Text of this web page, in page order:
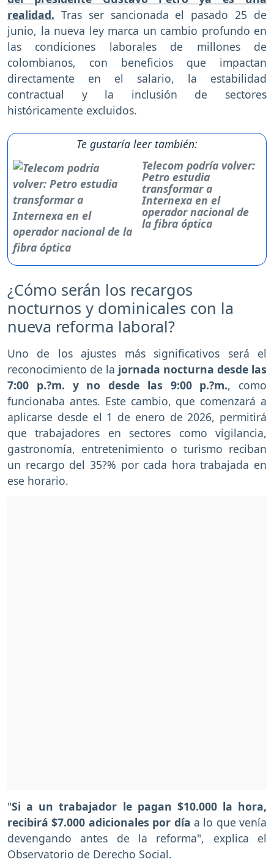
realidad. Tras ser sancionada el pasado 25 de
junio, la nueva ley marca un cambio profundo en
las condiciones laborales de millones de
colombianos, con beneficios que impactan
directamente en el salario, la estabilidad
contractual y la inclusión de sectores
históricamente excluidos.
Te gustaría leer también:
Telecom podría volver:
Petro estudia
transformar a
Internexa en el
operador nacional de
la fibra óptica
¿Cómo serán los recargos
nocturnos y dominicales con la
nueva reforma laboral?
Uno de los ajustes más significativos será el
reconocimiento de la jornada nocturna desde las
7:00 p.?m. y no desde las 9:00 p.?m., como
funcionaba antes. Este cambio, que comenzará a
aplicarse desde el 1 de enero de 2026, permitirá
que trabajadores en sectores como vigilancia,
gastronomía, entretenimiento o turismo reciban
un recargo del 35?% por cada hora trabajada en
ese horario.
"Si a un trabajador le pagan $10.000 la hora,
recibirá $7.000 adicionales por día a lo que venía
devengando antes de la reforma", explica el
Observatorio de Derecho Social.